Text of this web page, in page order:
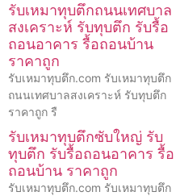
รับเหมาทุบตึกถนนเทศบาล
สงเคราะห์ รับทุบตึก รับรื้อ
ถอนอาคาร รื้อถอนบ้าน
ราคาถูก
รับเหมาทุบตึก.com รับเหมาทุบตึก
ถนนเทศบาลสงเคราะห์ รับทุบตึก
ราคาถูก รื
รับเหมาทุบตึกซับใหญ่ รับ
ทุบตึก รับรื้อถอนอาคาร รื้อ
ถอนบ้าน ราคาถูก
รับเหมาทุบตึก.com รับเหมาทุบตึก